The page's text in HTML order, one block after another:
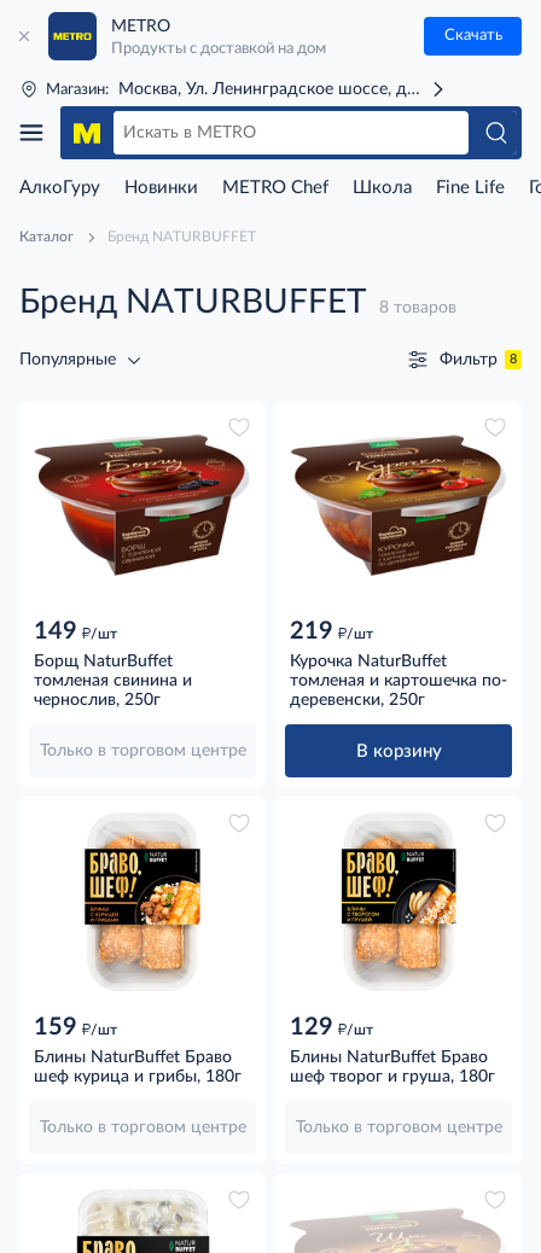
METRO
Продукты с доставкой на дом
Скачать
Магазин: Москва, Ул. Ленинградское шоссе, д. 71Г (м. Речной
АлкоГуру Новинки METRO Chef Школа Fine Life
Каталог Бренд NATURBUFFET
Бренд NATURBUFFET 8 товаров
Популярные Фильтр 8
149 д/шт
Борщ NaturBuffet
томленая свинина и
чернослив, 250г
Только в торговом центре
219 д/шт
Курочка NaturBuffet
томленая и картошечка по-
деревенски, 250г
В корзину
159 д/шт
Блины NaturBuffet Браво
шеф курица и грибы, 180г
Только в торговом центре
129 д/шт
Блины NaturBuffet Браво
шеф творог и груша, 180г
Только в торговом центре